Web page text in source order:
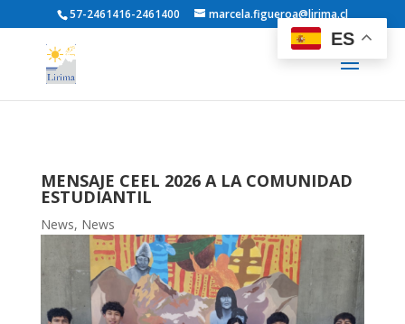
57-2461416-2461400 marcela.figueroa@lirima.cl
MENSAJE CEEL 2026 A LA COMUNIDAD
ESTUDIANTIL
News, News
ES